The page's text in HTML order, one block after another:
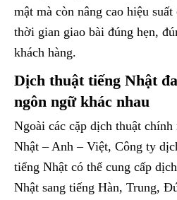
mật mà còn nâng cao hiệu
thời gian giao bài đúng hẹn,
khách hàng.
Dịch thuật tiếng Nhật
ngôn ngữ khác nhau
Ngoài các cặp dịch thuật
Nhật – Anh – Việt, Công ty
tiếng Nhật có thể cung cấp
Nhật sang tiếng Hàn, Trung,